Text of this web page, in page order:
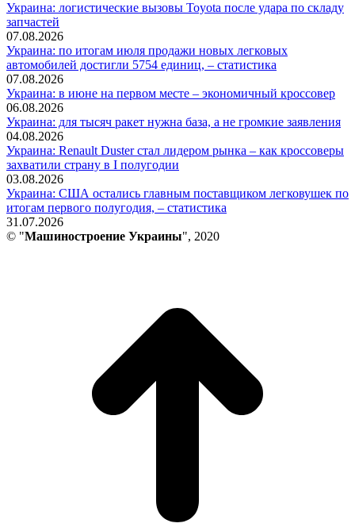
Украина: логистические вызовы Toyota после удара по складу
запчастей
07.08.2026
Украина: по итогам июля продажи новых легковых
автомобилей достигли 5754 единиц, – статистика
07.08.2026
Украина: в июне на первом месте – экономичный кроссовер
06.08.2026
Украина: для тысяч ракет нужна база, а не громкие заявления
04.08.2026
Украина: Renault Duster стал лидером рынка – как кроссоверы
захватили страну в I полугодии
03.08.2026
Украина: США остались главным поставщиком легковушек по
итогам первого полугодия, – статистика
31.07.2026
© "Машиностроение Украины", 2020